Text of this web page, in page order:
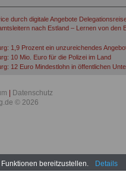
durch digitale Angebote
nach Estland – Lernen von den
1,9 Prozent ein unzureichendes
10 Mio. Euro für die Polizei im Land
12 Euro Mindestlohn in öffentlichen
Aktion zur Tarifrunde öffentlicher Dienst
Anonyme Befragung zum Hintergrund der
Azubi-Tickets auch für
Datenschutz
© 2026
bereitzustellen. Details